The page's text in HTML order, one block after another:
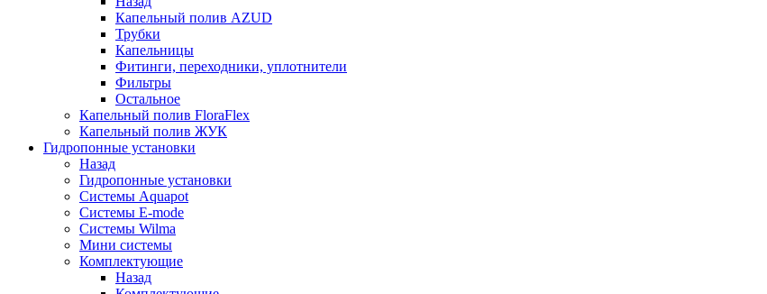
Капельный полив AZUD
Трубки
Капельницы
Фитинги, переходники, уплотнители
Фильтры
Остальное
Капельный полив FloraFlex
Капельный полив ЖУК
Гидропонные установки
Назад
Гидропонные установки
Системы Aquapot
Системы E-mode
Системы Wilma
Мини системы
Комплектующие
Назад